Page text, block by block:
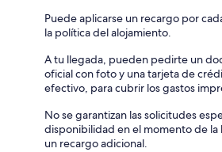
Puede aplicarse un recargo por
la política del alojamiento.
A tu llegada, pueden pedirte un
oficial con foto y una tarjeta de
efectivo, para cubrir los gastos
No se garantizan las solicitudes
disponibilidad en el momento de
un recargo adicional.